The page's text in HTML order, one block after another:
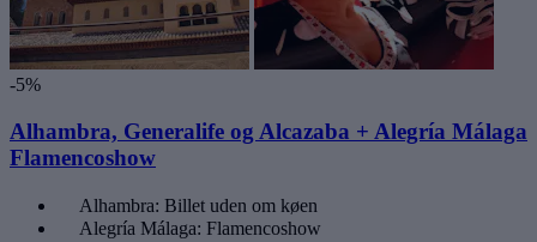
-5%
Alhambra, Generalife og Alcazaba + Alegría Málaga
Flamencoshow
Alhambra: Billet uden om køen
Alegría Málaga: Flamencoshow